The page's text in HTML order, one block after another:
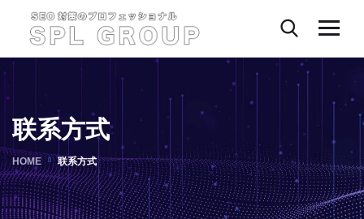
联系方式
HOME 联系方式